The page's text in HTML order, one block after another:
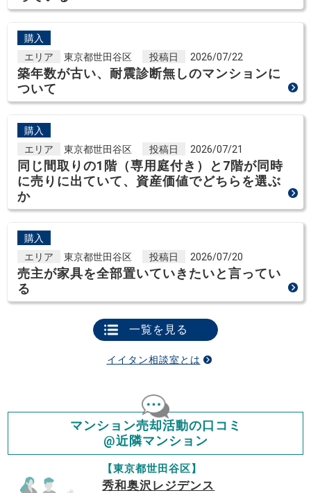
購入
エリア
東京都世田谷区 投稿日 2026/07/22
築年数が古い、耐震診断無しのマンションに
ついて
購入
エリア
東京都世田谷区 投稿日 2026/07/21
同じ間取りの1階（専用庭付き）と7階が同時
に売りに出ていて、資産価値でどちらを選ぶ
か
購入
エリア
東京都世田谷区 投稿日 2026/07/20
売主が家具を全部置いていきたいと言ってい
る
一覧を見る
イイタン相談室とは
マンション売却活動の口コミ
@近隣マンション
【東京都世田谷区】
秀和奥沢レジデンス